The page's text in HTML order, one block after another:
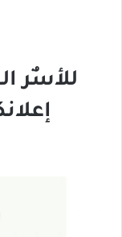
للأسٌر